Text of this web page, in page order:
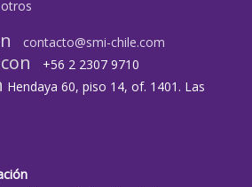
contacto@smi-chile.com
+56 2 2307 9710​
Hendaya 60, piso 14, of. 1401. Las